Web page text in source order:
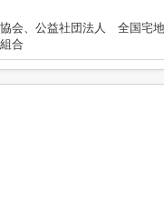
会、公益社団法人 全国宅
合